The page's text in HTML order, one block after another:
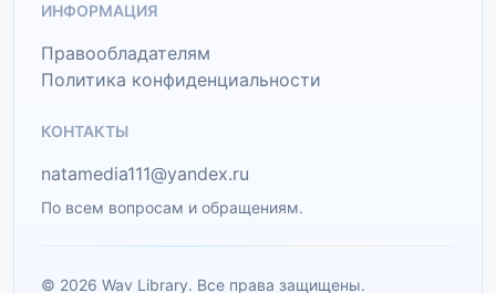
ИНФОРМАЦИЯ
Правообладателям
Политика конфиденциальности
КОНТАКТЫ
natamedia111@yandex.ru
По всем вопросам и обращениям.
© 2026 Wav Library. Все права защищены.